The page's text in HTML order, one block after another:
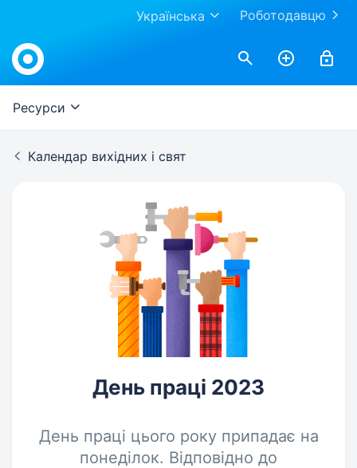
Роботодавцю
Українська
Ресурси
Календар вихідних і свят
День праці 2023
День праці цього року припадає на
понеділок. Відповідно до